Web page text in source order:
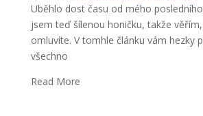
Uběhlo dost času od mého
jsem teď šílenou honičku, takže
omluvíte. V tomhle článku vám hezky
všechno
Read More